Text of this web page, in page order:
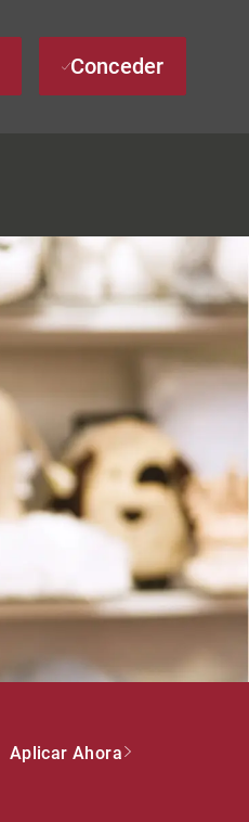
Conceder
Aplicar Ahora